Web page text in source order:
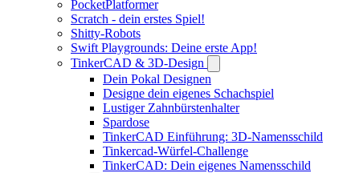
PocketPlatformer
Scratch - dein erstes Spiel!
Shitty-Robots
Swift Playgrounds: Deine erste App!
TinkerCAD & 3D-Design
Dein Pokal Designen
Designe dein eigenes Schachspiel
Lustiger Zahnbürstenhalter
Spardose
TinkerCAD Einführung: 3D-Namensschild
Tinkercad-Würfel-Challenge
TinkerCAD: Dein eigenes Namensschild